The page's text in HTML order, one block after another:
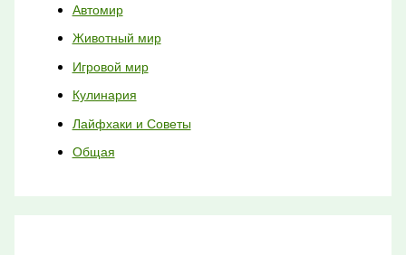
Автомир
Животный мир
Игровой мир
Кулинария
Лайфхаки и Советы
Общая